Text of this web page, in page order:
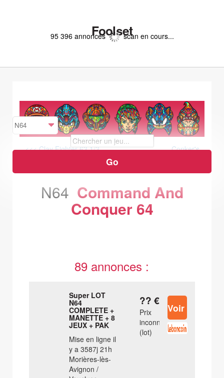
Foolset
95 396 annonces scan en cours...
<<< Clay Fighter 63 1/3
Conker's
Bad Fur Day >>>
N64 Command And
Conquer 64
89 annonces :
Super LOT
N64
COMPLETE +
MANETTE + 8
JEUX + PAK
Mise en ligne il
y a 3587j 21h
Morières-lès-
Avignon /
?? €
Prix
inconnu
(lot)